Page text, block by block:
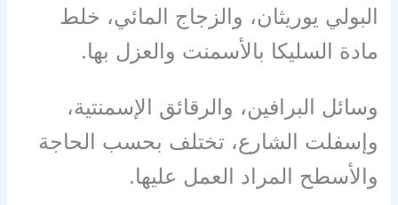
البولي يوريثان، والزجاج المائي، خلط
مادة السليكا بالأسمنت والعزل بها.
وسائل البرافين، والرقائق الإسمنتية،
وإسفلت الشارع، تختلف بحسب الحاجة
والأسطح المراد العمل عليها.